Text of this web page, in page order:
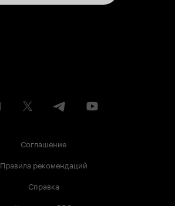
Соглашение
Правила рекомендаций
Справка